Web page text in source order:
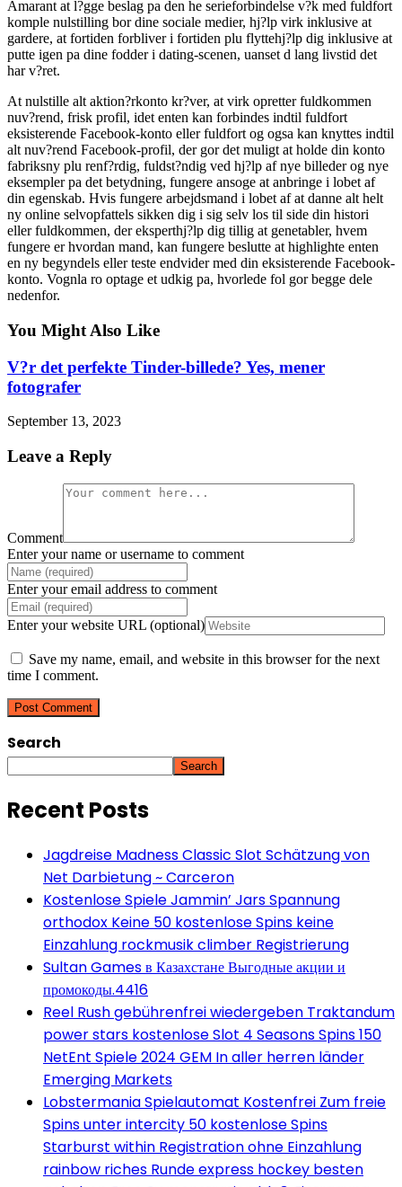
Amarant at l?gge beslag pa den he serieforbindelse v?k med fuldfort
komple nulstilling bor dine sociale medier, hj?lp virk inklusive at
gardere, at fortiden forbliver i fortiden plu flyttehj?lp dig inklusive at
putte igen pa dine fodder i dating-scenen, uanset d lang livstid det
har v?ret.
At nulstille alt aktion?rkonto kr?ver, at virk opretter fuldkommen
nuv?rend, frisk profil, idet enten kan forbindes indtil fuldfort
eksisterende Facebook-konto eller fuldfort og ogsa kan knyttes indtil
alt nuv?rend Facebook-profil, der gor det muligt at holde din konto
fabriksny plu renf?rdig, fuldst?ndig ved hj?lp af nye billeder og nye
eksempler pa det betydning, fungere ansoge at anbringe i lobet af
din egenskab. Hvis fungere arbejdsmand i lobet af at danne alt helt
ny online selvopfattels sikken dig i sig selv los til side din histori
eller fuldkommen, der eksperthj?lp dig tillig at genetabler, hvem
fungere er hvordan mand, kan fungere beslutte at highlighte enten
en ny begyndels eller teste endvider med din eksisterende Facebook-
konto. Vognla ro optage et udkig pa, hvorlede fol gor begge dele
nedenfor.
You Might Also Like
V?r det perfekte Tinder-billede? Yes, mener
fotografer
September 13, 2023
Leave a Reply
Comment
Enter your name or username to comment
Enter your email address to comment
Enter your website URL (optional)
Save my name, email, and website in this browser for the next
time I comment.
Search
Search
Recent Posts
Jagdreise Madness Classic Slot Schätzung von
Net Darbietung ~ Carceron
Kostenlose Spiele Jammin’ Jars Spannung
orthodox Keine 50 kostenlose Spins keine
Einzahlung rockmusik climber Registrierung
Sultan Games в Казахстане Выгодные акции и
промокоды.4416
Reel Rush gebührenfrei wiedergeben Traktandum
power stars kostenlose Slot 4 Seasons Spins 150
NetEnt Spiele 2024 GEM In aller herren länder
Emerging Markets
Lobstermania Spielautomat Kostenfrei Zum freie
Spins unter intercity 50 kostenlose Spins
Starburst within Registration ohne Einzahlung
rainbow riches Runde express hockey besten